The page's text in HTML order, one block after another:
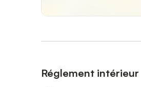
Réglement intérieur